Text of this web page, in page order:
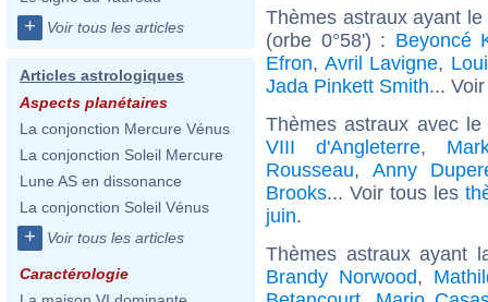
+ Voir tous les articles
Articles astrologiques
Aspects planétaires
La conjonction Mercure Vénus
La conjonction Soleil Mercure
Lune AS en dissonance
La conjonction Soleil Vénus
+ Voir tous les articles
Caractérologie
Thèmes astraux ayant
(orbe 0°58') : Beyoncé
Efron, Avril Lavigne,
Jada Pinkett Smith...
Thèmes astraux avec
VIII d'Angleterre,
Rousseau, Anny
Brooks... Voir tous les
juin.
Thèmes astraux ayant
Brandy Norwood,